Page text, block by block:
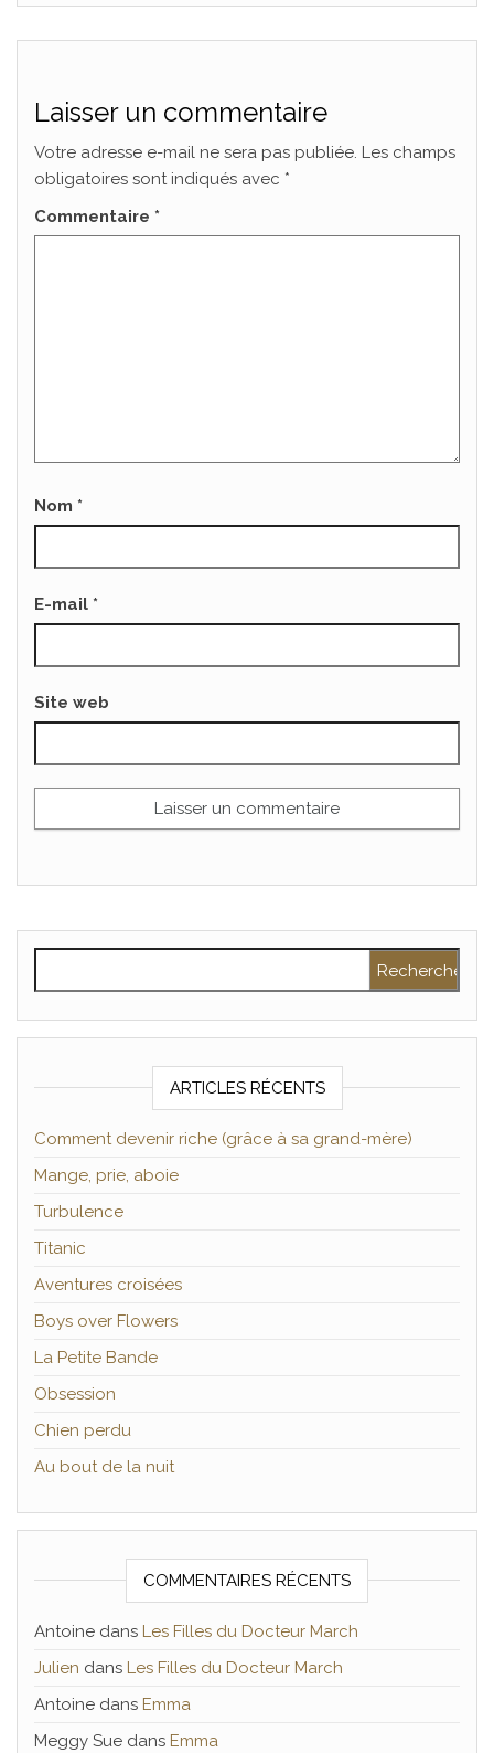
Laisser un commentaire
Votre adresse e-mail ne sera pas publiée. Les champs
obligatoires sont indiqués avec *
Commentaire *
Nom *
E-mail *
Site web
ARTICLES RÉCENTS
Comment devenir riche (grâce à sa grand-mère)
Mange, prie, aboie
Turbulence
Titanic
Aventures croisées
Boys over Flowers
La Petite Bande
Obsession
Chien perdu
Au bout de la nuit
COMMENTAIRES RÉCENTS
Antoine dans Les Filles du Docteur March
Julien dans Les Filles du Docteur March
Antoine dans Emma
Meggy Sue dans Emma